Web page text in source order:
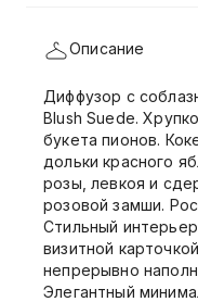
Описание
Диффузор с
Blush Suede.
букета пионов.
дольки красного
розы, левкоя и
розовой замши.
Стильный
визитной
непрерывно
Элегантный